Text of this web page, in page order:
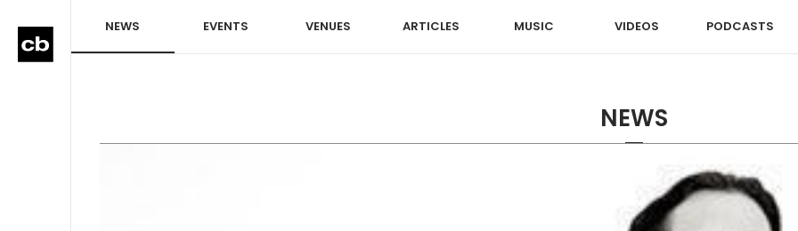
NEWS EVENTS VENUES ARTICLES MUSIC VIDEOS PODCASTS
NEWS